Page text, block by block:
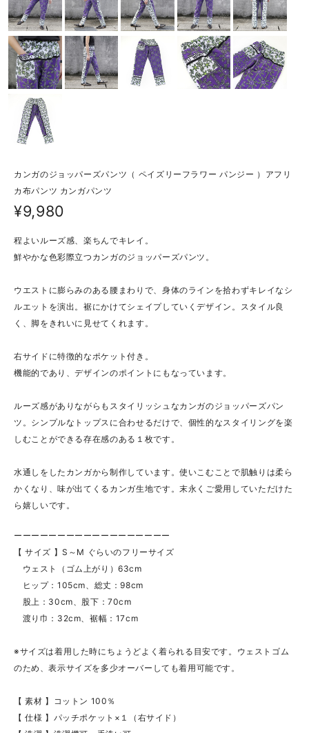
カンガのジョッパーズパンツ（ ペイズリーフラワー パンジー ）アフリ
カ布パンツ カンガパンツ
¥9,980
程よいルーズ感、楽ちんでキレイ。
鮮やかな色彩際立つカンガのジョッパーズパンツ。
ウエストに膨らみのある腰まわりで、身体のラインを拾わずキレイなシ
ルエットを演出。裾にかけてシェイプしていくデザイン。スタイル良
く、脚をきれいに見せてくれます。
右サイドに特徴的なポケット付き。
機能的であり、デザインのポイントにもなっています。
ルーズ感がありながらもスタイリッシュなカンガのジョッパーズパン
ツ。シンプルなトップスに合わせるだけで、個性的なスタイリングを楽
しむことができる存在感のある１枚です。
水通しをしたカンガから制作しています。使いこむことで肌触りは柔ら
かくなり、味が出てくるカンガ生地です。末永くご愛用していただけた
ら嬉しいです。
ーーーーーーーーーーーーーーーーーー
【 サイズ 】S～M ぐらいのフリーサイズ
ウェスト（ゴム上がり）63cm
ヒップ：105cm、総丈：98cm
股上：30cm、股下：70cm
渡り巾：32cm、裾幅：17cm
※サイズは着用した時にちょうどよく着られる目安です。ウェストゴム
のため、表示サイズを多少オーバーしても着用可能です。
【 素材 】コットン 100％
【 仕様 】パッチポケット×１（右サイド）